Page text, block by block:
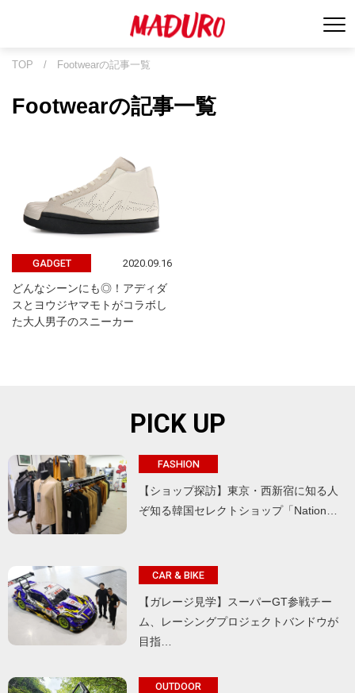
TOP / Footwearの記事一覧
Footwearの記事一覧
GADGET 2020.09.16
どんなシーンにも◎！アディダ
スとヨウジヤマモトがコラボし
た大人男子のスニーカー
PICK UP
FASHION
【ショップ探訪】東京・西新宿に知る人
ぞ知る韓国セレクトショップ「Nation…
CAR & BIKE
【ガレージ見学】スーパーGT参戦チー
ム、レーシングプロジェクトバンドウが
目指…
OUTDOOR